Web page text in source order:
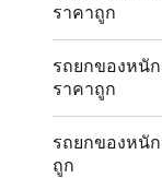
ราคาถูก
รถยกของหนั
ราคาถูก
รถยกของหนั
ถูก